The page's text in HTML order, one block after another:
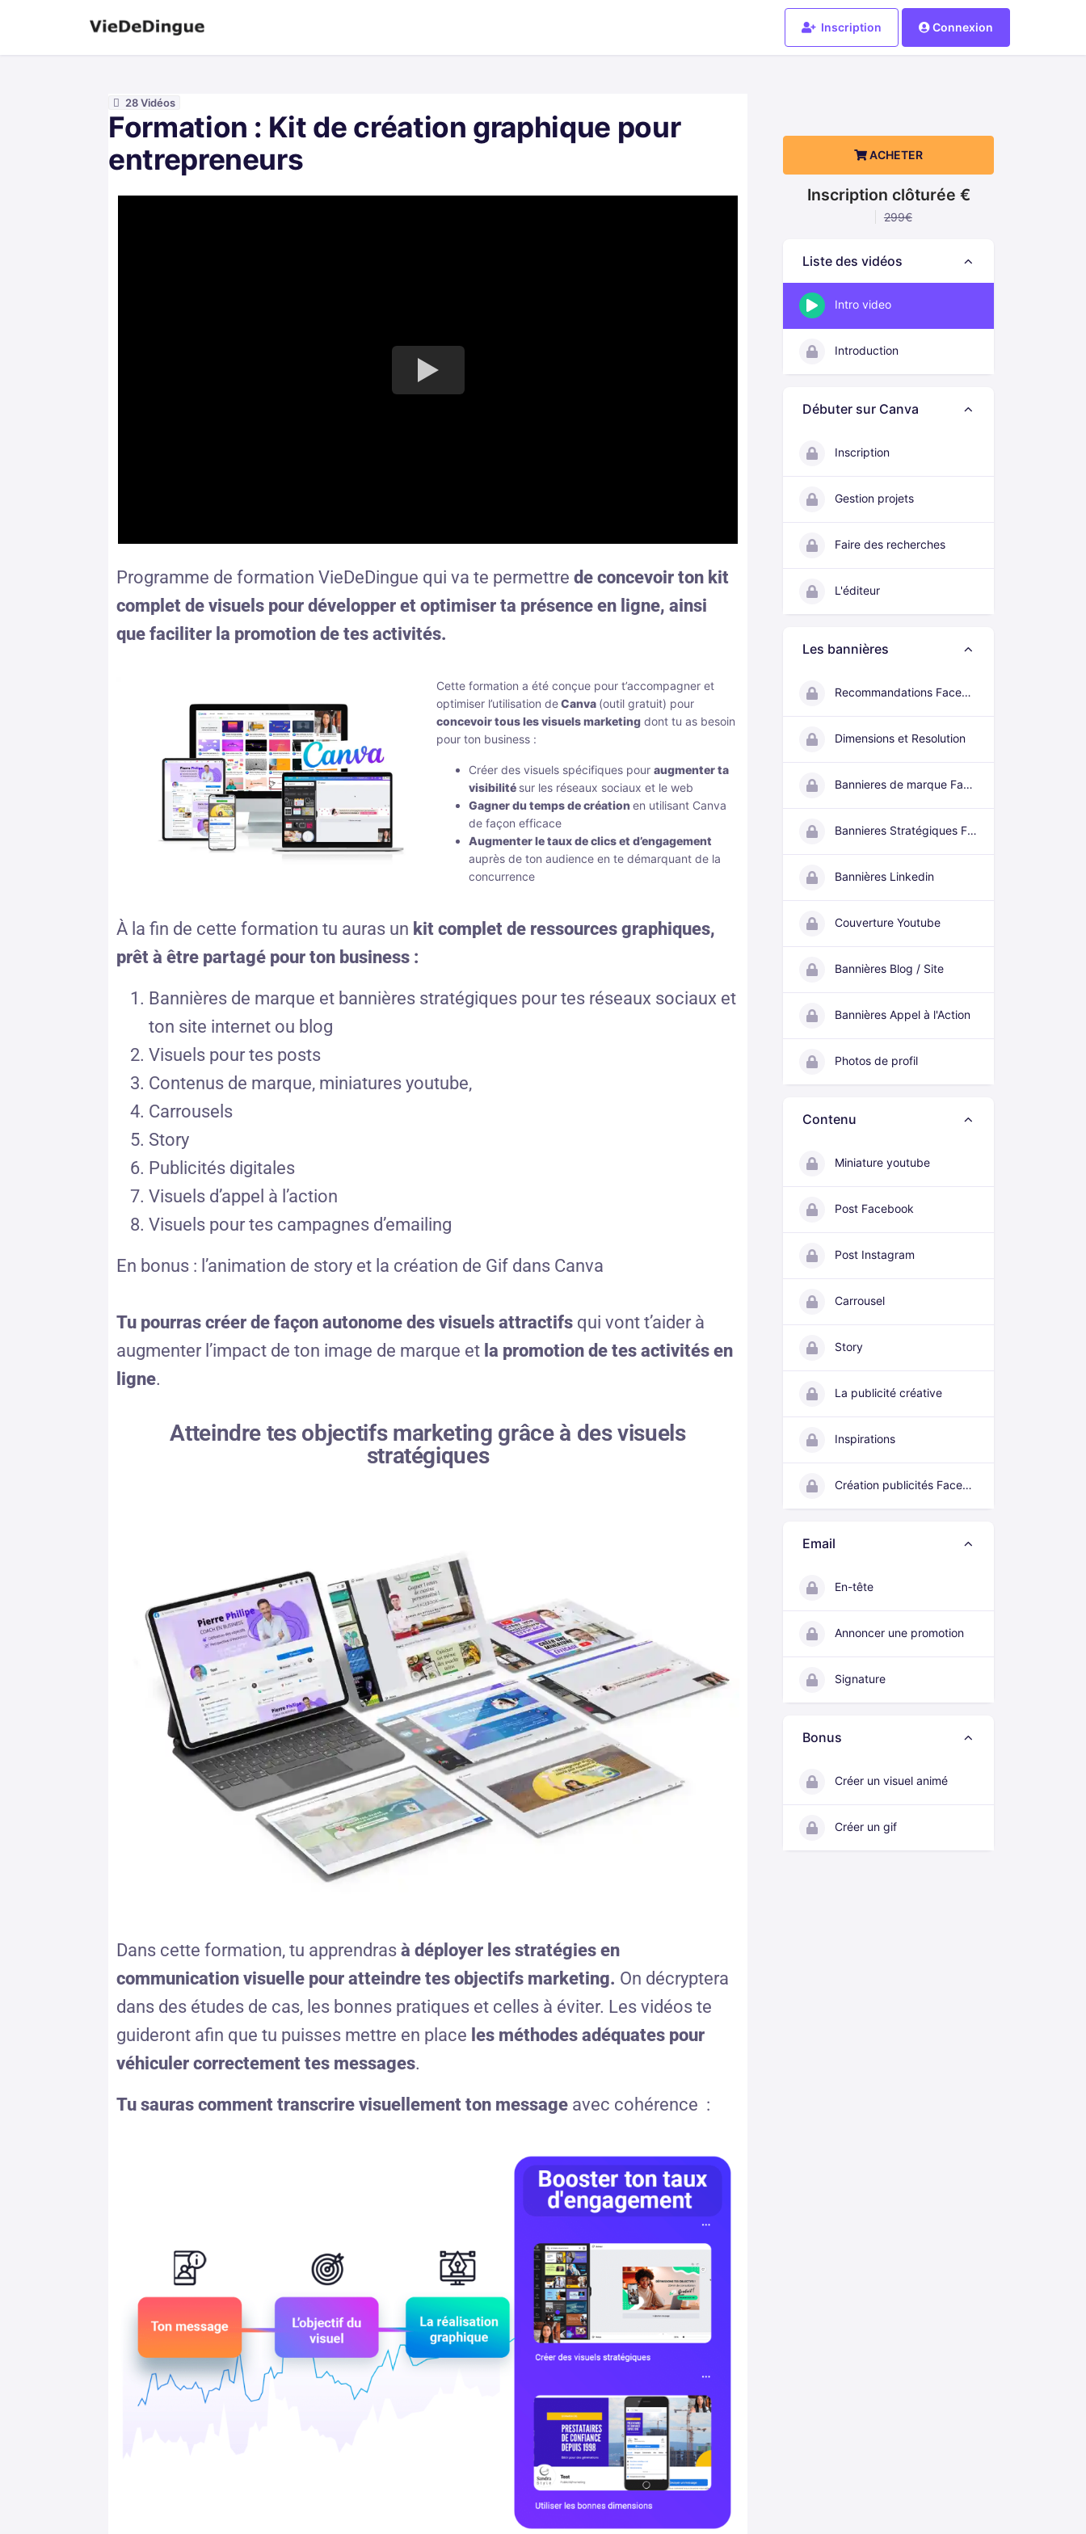
Inscription Connexion
28 Vidéos
Formation : Kit de création graphique pour
entrepreneurs
Programme de formation VieDeDingue qui va te permettre de concevoir ton kit
complet de visuels pour développer et optimiser ta présence en ligne, ainsi
que faciliter la promotion de tes activités.
Cette formation a été conçue pour t’accompagner et
optimiser l’utilisation deCanva (outil gratuit) pour
concevoir tous les visuels marketingdont tu as besoin
pour ton business :
Créer des visuels spécifiques pour augmenter ta
visibilité sur les réseaux sociaux et le web
Gagner du temps de création en utilisant Canva
de façon efficace
Augmenter le taux de clics et d’engagement
auprès de ton audience en te démarquant de la
concurrence
À la fin de cette formation tu auras un kit complet de ressources graphiques,
prêt à être partagé pour ton business :
Bannières de marque et bannières stratégiques pour tes réseaux sociaux et
ton site internet ou blog
Visuels pour tes posts
Contenus de marque, miniatures youtube,
Carrousels
Story
Publicités digitales
Visuels d’appel à l’action
Visuels pour tes campagnes d’emailing
En bonus : l’animation de story et la création de Gif dans Canva
Tu pourras créer de façon autonome des visuels attractifs qui vont t’aider à
augmenter l’impact de ton image de marque et la promotion de tes activités en
ligne.
Atteindre tes objectifs marketing grâce à des visuels
stratégiques
Dans cette formation, tu apprendras à déployer les stratégies en
communication visuelle pour atteindre tes objectifs marketing. On décryptera
dans des études de cas, les bonnes pratiques et celles à éviter. Les vidéos te
guideront afin que tu puisses mettre en place les méthodes adéquates pour
véhiculer correctement tes messages.
Tu sauras comment transcrire visuellement ton message avec cohérence :
ACHETER
Inscription clôturée €
299€
Liste des vidéos
Intro video
Introduction
Débuter sur Canva
Inscription
Gestion projets
Faire des recherches
L'éditeur
Les bannières
Recommandations Facebook
Dimensions et Resolution
Bannieres de marque Facebook
Bannieres Stratégiques Facebook
Bannières Linkedin
Couverture Youtube
Bannières Blog / Site
Bannières Appel à l'Action
Photos de profil
Contenu
Miniature youtube
Post Facebook
Post Instagram
Carrousel
Story
La publicité créative
Inspirations
Création publicités Facebook/Instagram
Email
En-tête
Annoncer une promotion
Signature
Bonus
Créer un visuel animé
Créer un gif